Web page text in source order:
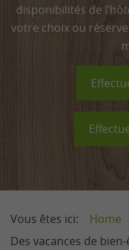
disponibilités de
votre choix ou
Home
Des vacances de